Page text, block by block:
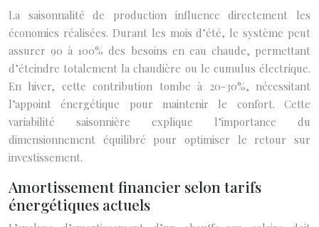
La saisonnalité de production influence directement les
économies réalisées. Durant les mois d’été, le système peut
assurer 90 à 100% des besoins en eau chaude, permettant
d’éteindre totalement la chaudière ou le cumulus électrique.
En hiver, cette contribution tombe à 20-30%, nécessitant
l’appoint énergétique pour maintenir le confort. Cette
variabilité saisonnière explique l’importance du
dimensionnement équilibré pour optimiser le retour sur
investissement.
Amortissement financier selon tarifs
énergétiques actuels